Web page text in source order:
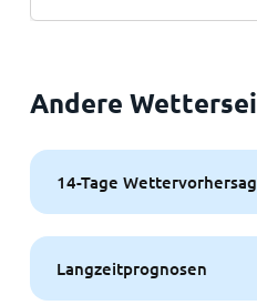
Andere
14-Tage
Langzeitprognosen